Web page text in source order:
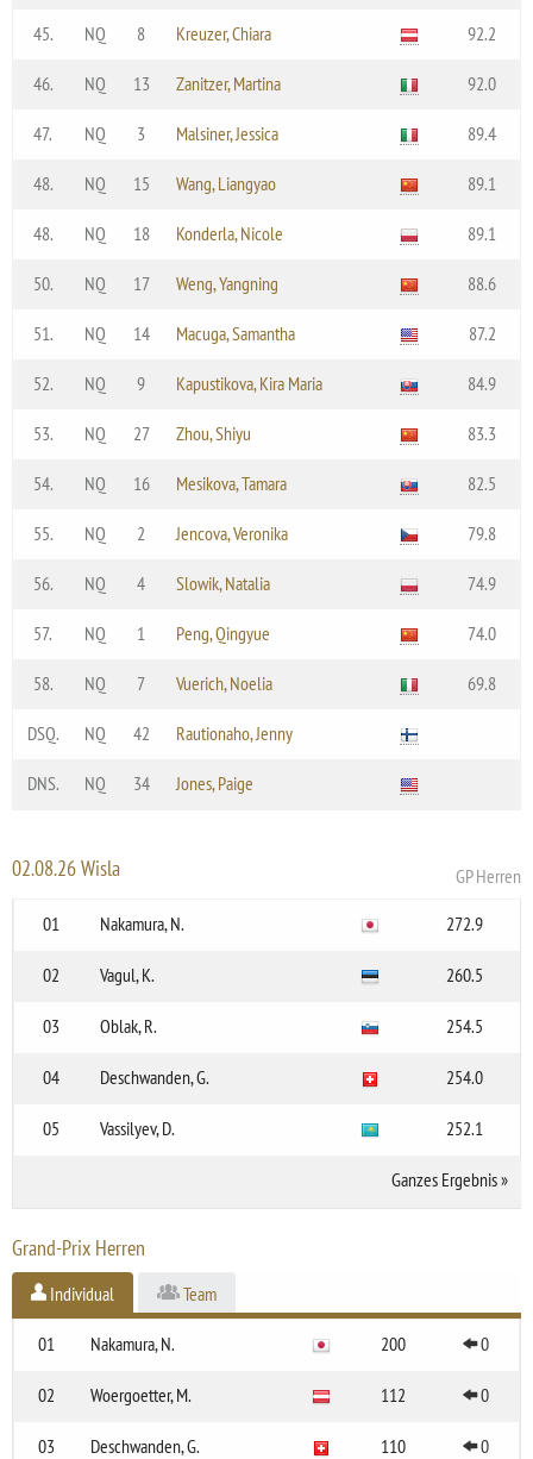
45. NQ 8 Kreuzer, Chiara 92.2
46. NQ 13 Zanitzer, Martina 92.0
47. NQ 3 Malsiner, Jessica 89.4
48. NQ 15 Wang, Liangyao 89.1
48. NQ 18 Konderla, Nicole 89.1
50. NQ 17 Weng, Yangning 88.6
51. NQ 14 Macuga, Samantha 87.2
52. NQ 9 Kapustikova, Kira Maria 84.9
53. NQ 27 Zhou, Shiyu 83.3
54. NQ 16 Mesikova, Tamara 82.5
55. NQ 2 Jencova, Veronika 79.8
56. NQ 4 Slowik, Natalia 74.9
57. NQ 1 Peng, Qingyue 74.0
58. NQ 7 Vuerich, Noelia 69.8
DSQ. NQ 42 Rautionaho, Jenny
DNS. NQ 34 Jones, Paige
02.08.26 Wisla
GP Herren
01
Nakamura, N. 272.9
02 Vagul, K. 260.5
03 Oblak, R. 254.5
04 Deschwanden, G. 254.0
05 Vassilyev, D. 252.1
Ganzes Ergebnis»
Grand-Prix Herren
Individual Team
01 Nakamura, N. 200 0
02 Woergoetter, M. 112 0
03 Deschwanden, G. 110 0